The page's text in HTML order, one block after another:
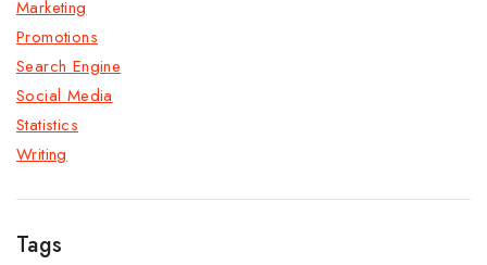
Marketing
Promotions
Search Engine
Social Media
Statistics
Writing
Tags